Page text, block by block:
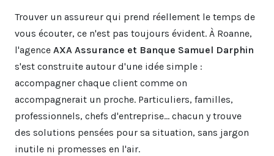
Trouver un assureur qui prend réellement le temps de
vous écouter, ce n'est pas toujours évident. À Roanne,
l'agence AXA Assurance et Banque Samuel Darphin
s'est construite autour d'une idée simple :
accompagner chaque client comme on
accompagnerait un proche. Particuliers, familles,
professionnels, chefs d'entreprise... chacun y trouve
des solutions pensées pour sa situation, sans jargon
inutile ni promesses en l'air.